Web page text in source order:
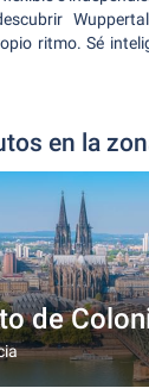
ritmo. Sé
en la
de